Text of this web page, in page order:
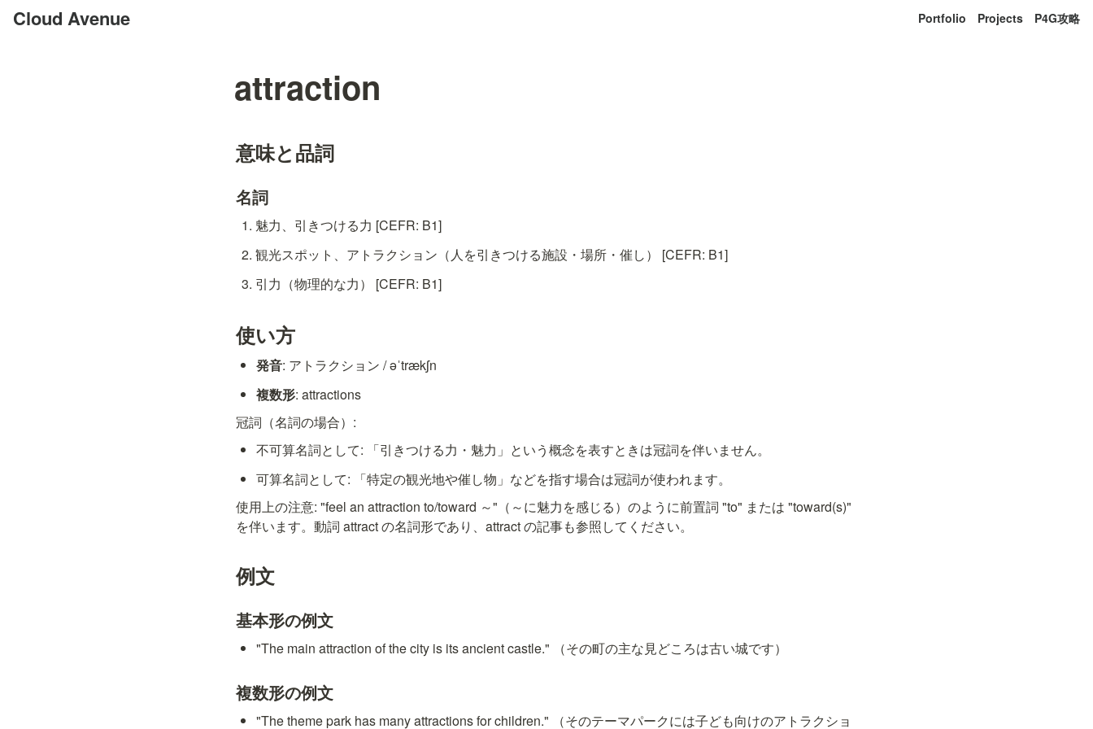
Cloud Avenue Portfolio Projects P4G攻略
attraction
意味と品詞
名詞
魅力、引きつける力 [CEFR: B1]
観光スポット、アトラクション（人を引きつける施設・場所・催し） [CEFR: B1]
引力（物理的な力） [CEFR: B1]
使い方
発音: アトラクション / əˈtrækʃn
複数形: attractions
冠詞（名詞の場合）:
不可算名詞として: 「引きつける力・魅力」という概念を表すときは冠詞を伴いません。
可算名詞として: 「特定の観光地や催し物」などを指す場合は冠詞が使われます。
使用上の注意: "feel an attraction to/toward ～"（～に魅力を感じる）のように前置詞 "to" または "toward(s)"
を伴います。動詞 attract の名詞形であり、attract の記事も参照してください。
例文
基本形の例文
"The main attraction of the city is its ancient castle." （その町の主な見どころは古い城です）
複数形の例文
"The theme park has many attractions for children." （そのテーマパークには子ども向けのアトラクショ